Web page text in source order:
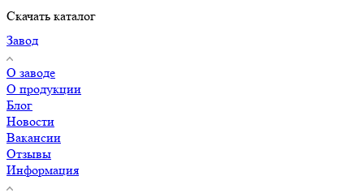
Скачать каталог
Завод
О заводе
О продукции
Блог
Новости
Вакансии
Отзывы
Информация